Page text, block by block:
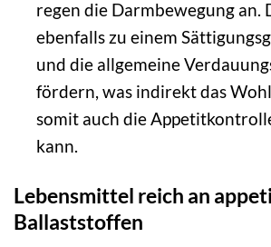
regen die Darmbewegung an.
ebenfalls zu einem
und die allgemeine
fördern, was indirekt das
somit auch die
kann.
Lebensmittel reich an
Ballaststoffen